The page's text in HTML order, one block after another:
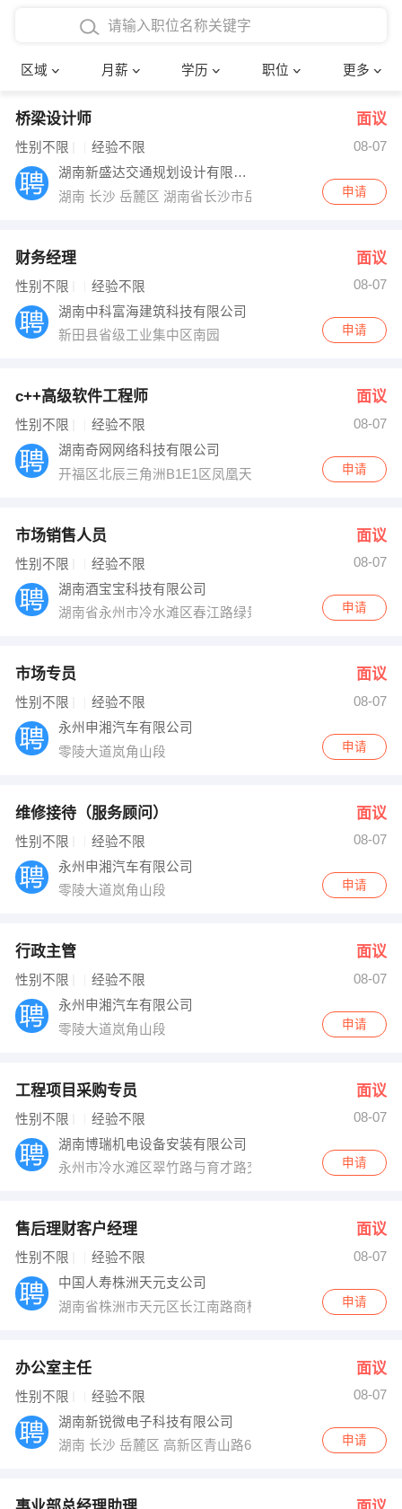
区域 月薪 学历 职位 更多
4000-5000元
8000-12000元
12000-20000元
博士
文员
财务会计
网络IT
快递员
收银员 技术员/工程师
出纳
编辑
跟单
其他职位
确定
桥梁设计师 面议
性别不限 经验不限
08-07
湖南新盛达交通规划设计有限公司
湖南 长沙 岳麓区 湖南省长沙市岳麓区梅溪湖
申请
财务经理 面议
性别不限 经验不限
08-07
湖南中科富海建筑科技有限公司
新田县省级工业集中区南园
申请
c++高级软件工程师 面议
性别不限 经验不限
08-07
湖南奇网网络科技有限公司
开福区北辰三角洲B1E1区凤凰天街苑1栋16025
申请
市场销售人员 面议
性别不限 经验不限
08-07
湖南酒宝宝科技有限公司
湖南省永州市冷水滩区春江路绿景美城25-2栋（D座）
申请
市场专员 面议
性别不限 经验不限
08-07
永州申湘汽车有限公司
零陵大道岚角山段
申请
维修接待（服务顾问） 面议
性别不限 经验不限
08-07
永州申湘汽车有限公司
零陵大道岚角山段
申请
行政主管 面议
性别不限 经验不限
08-07
永州申湘汽车有限公司
零陵大道岚角山段
申请
工程项目采购专员 面议
性别不限 经验不限
08-07
湖南博瑞机电设备安装有限公司
永州市冷水滩区翠竹路与育才路交叉口尚东大厦11楼
申请
售后理财客户经理 面议
性别不限 经验不限
08-07
中国人寿株洲天元支公司
湖南省株洲市天元区长江南路商检大楼五楼（新一佳正对
申请
办公室主任 面议
性别不限 经验不限
08-07
湖南新锐微电子科技有限公司
湖南 长沙 岳麓区 高新区青山路6号金鹰文化创意园
申请